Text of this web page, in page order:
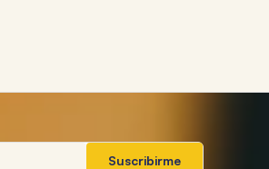
Suscribirme